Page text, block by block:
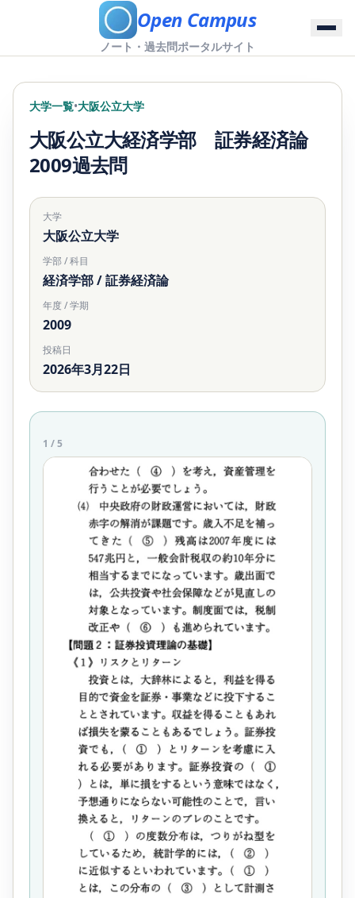
Open Campus
ノート・過去問ポータルサイト
大学一覧•大阪公立大学
大阪公立大経済学部 証券経済論
2009過去問
大学
大阪公立大学
学部 / 科目
経済学部 / 証券経済論
年度 / 学期
2009
投稿日
2026年3月22日
1 /5